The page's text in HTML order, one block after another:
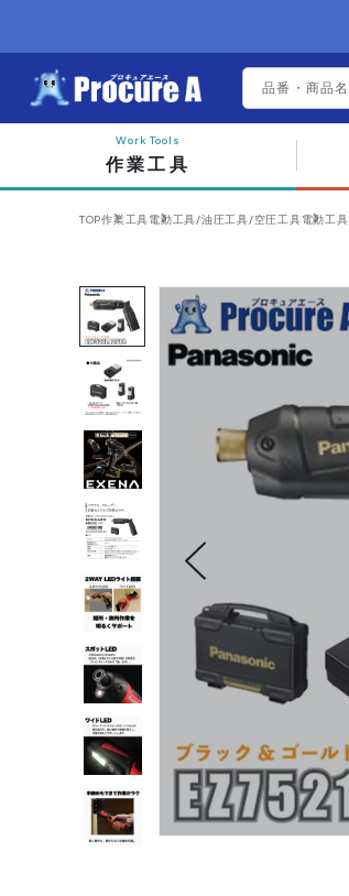
作業工具
TOP作業工具電動工具/油圧工具/空圧工具電動工具